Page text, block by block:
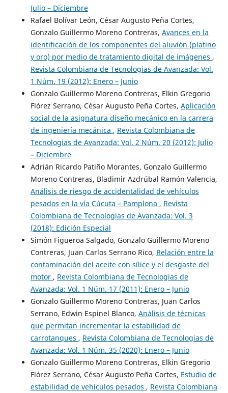
Julio – Diciembre
Rafael Bolívar León, César Augusto Peña Cortes,
Gonzalo Guillermo Moreno Contreras, Avances en la
identificación de los componentes del aluvión (platino
y oro) por medio de tratamiento digital de imágenes ,
Revista Colombiana de Tecnologias de Avanzada: Vol.
1 Núm. 19 (2012): Enero – Junio
Gonzalo Guillermo Moreno Contreras, Elkin Gregorio
Flórez Serrano, César Augusto Peña Cortes, Aplicación
social de la asignatura diseño mecánico en la carrera
de ingeniería mecánica , Revista Colombiana de
Tecnologias de Avanzada: Vol. 2 Núm. 20 (2012): Julio
– Diciembre
Adrián Ricardo Patiño Morantes, Gonzalo Guillermo
Moreno Contreras, Bladimir Azdrúbal Ramón Valencia,
Análisis de riesgo de accidentalidad de vehículos
pesados en la vía Cúcuta – Pamplona , Revista
Colombiana de Tecnologias de Avanzada: Vol. 3
(2018): Edición Especial
Simón Figueroa Salgado, Gonzalo Guillermo Moreno
Contreras, Juan Carlos Serrano Rico, Relación entre la
contaminación del aceite con sílice y el desgaste del
motor , Revista Colombiana de Tecnologias de
Avanzada: Vol. 1 Núm. 17 (2011): Enero – Junio
Gonzalo Guillermo Moreno Contreras, Juan Carlos
Serrano, Edwin Espinel Blanco, Análisis de técnicas
que permitan incrementar la estabilidad de
carrotanques , Revista Colombiana de Tecnologias de
Avanzada: Vol. 1 Núm. 35 (2020): Enero – Junio
Gonzalo Guillermo Moreno Contreras, Elkin Gregorio
Flórez Serrano, César Augusto Peña Cortes, Estudio de
estabilidad de vehículos pesados , Revista Colombiana